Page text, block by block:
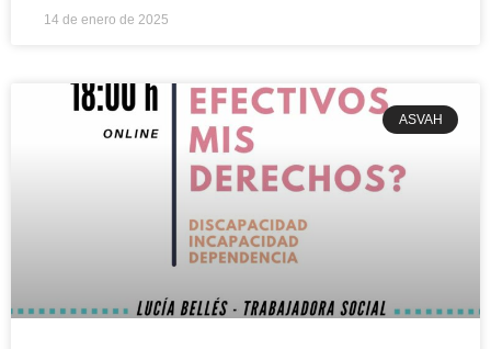
14 de enero de 2025
ASVAH